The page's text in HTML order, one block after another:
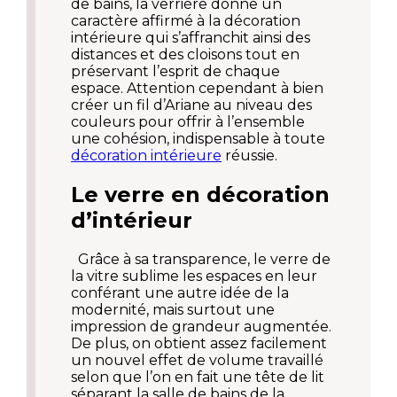
de bains, la verrière donne un
caractère affirmé à la décoration
intérieure qui s’affranchit ainsi des
distances et des cloisons tout en
préservant l’esprit de chaque
espace. Attention cependant à bien
créer un fil d’Ariane au niveau des
couleurs pour offrir à l’ensemble
une cohésion, indispensable à toute
décoration intérieure réussie.
Le verre en décoration
d’intérieur
Grâce à sa transparence, le verre de
la vitre sublime les espaces en leur
conférant une autre idée de la
modernité, mais surtout une
impression de grandeur augmentée.
De plus, on obtient assez facilement
un nouvel effet de volume travaillé
selon que l’on en fait une tête de lit